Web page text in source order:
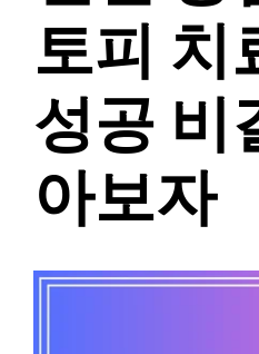
토피 치
성공 비
아보자